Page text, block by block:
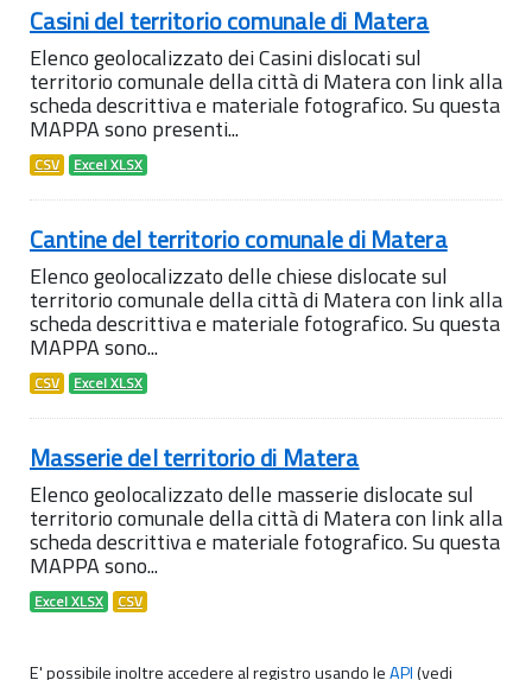
Casini del territorio comunale di Matera
Elenco geolocalizzato dei Casini dislocati sul
territorio comunale della città di Matera con link alla
scheda descrittiva e materiale fotografico. Su questa
MAPPA sono presenti...
CSV Excel XLSX
Cantine del territorio comunale di Matera
Elenco geolocalizzato delle chiese dislocate sul
territorio comunale della città di Matera con link alla
scheda descrittiva e materiale fotografico. Su questa
MAPPA sono...
CSV Excel XLSX
Masserie del territorio di Matera
Elenco geolocalizzato delle masserie dislocate sul
territorio comunale della città di Matera con link alla
scheda descrittiva e materiale fotografico. Su questa
MAPPA sono...
Excel XLSX CSV
E' possibile inoltre accedere al registro usando leAPI(vedi